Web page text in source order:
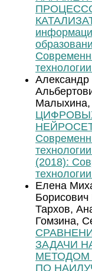
Малыхина,
(2018):
Елена
Борисович
Тархов,
Гомзина,
ЗАДАЧИ
ПО